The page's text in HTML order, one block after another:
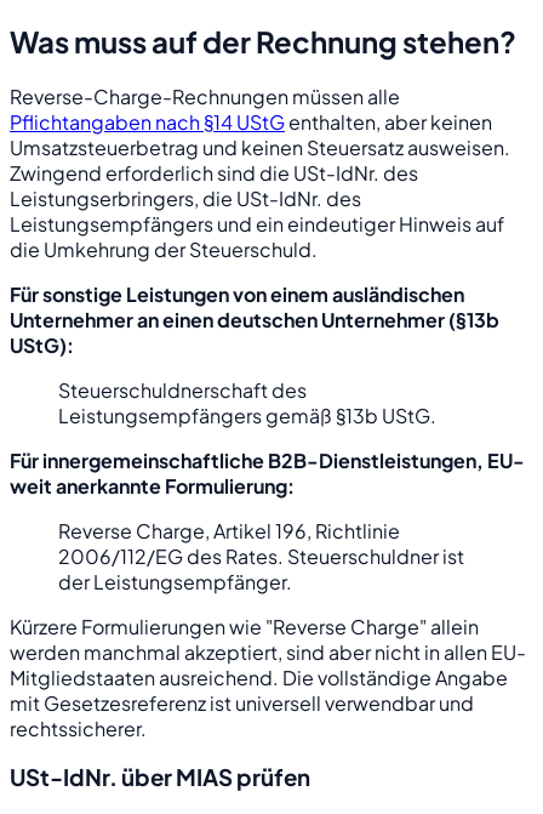
Was muss auf der Rechnung stehen?
Reverse-Charge-Rechnungen müssen alle
Pflichtangaben nach §14 UStGenthalten, aber keinen
Umsatzsteuerbetrag und keinen Steuersatz ausweisen.
Zwingend erforderlich sind die USt-IdNr. des
Leistungserbringers, die USt-IdNr. des
Leistungsempfängers und ein eindeutiger Hinweis auf
die Umkehrung der Steuerschuld.
Für sonstige Leistungen von einem ausländischen
Unternehmer an einen deutschen Unternehmer (§13b
UStG):
Steuerschuldnerschaft des
Leistungsempfängers gemäß §13b UStG.
Für innergemeinschaftliche B2B-Dienstleistungen, EU-
weit anerkannte Formulierung:
Reverse Charge, Artikel 196, Richtlinie
2006/112/EG des Rates. Steuerschuldner ist
der Leistungsempfänger.
Kürzere Formulierungen wie "Reverse Charge" allein
werden manchmal akzeptiert, sind aber nicht in allen EU-
Mitgliedstaaten ausreichend. Die vollständige Angabe
mit Gesetzesreferenz ist universell verwendbar und
rechtssicherer.
USt-IdNr. über MIAS prüfen